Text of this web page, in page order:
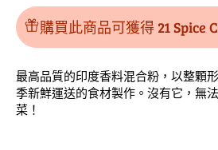
購買此商品可獲得 21 Spice
最高品質的印度香料混合粉，以整顆
季新鮮運送的食材製作。沒有它，無
菜！